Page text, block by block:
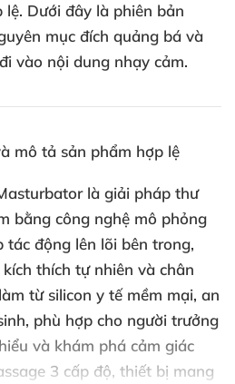
Dưới đây là phiên bản
mục đích quảng bá và
vào nội dung nhạy cảm.
mô tả sản phẩm hợp lệ
là giải pháp thư
bằng công nghệ mô phỏng
tác động lên lõi bên trong,
thích tự nhiên và chân
từ silicon y tế mềm mại, an
phù hợp cho người trưởng
và khám phá cảm giác
3 cấp độ, thiết bị mang